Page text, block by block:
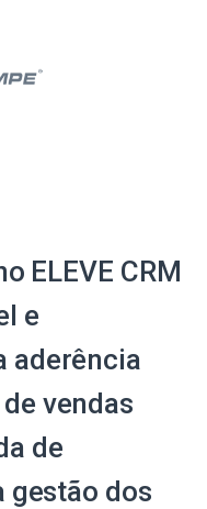
ELEVE CRM
e
aderência
vendas
de
gestão dos